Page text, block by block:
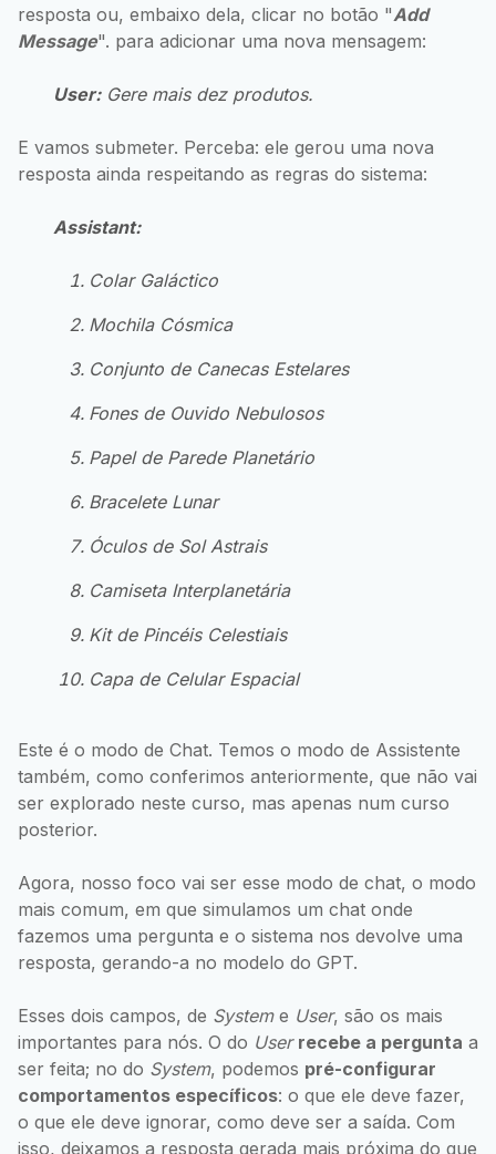
resposta ou, embaixo dela, clicar no botão "Add
Message". para adicionar uma nova mensagem:
User: Gere mais dez produtos.
E vamos submeter. Perceba: ele gerou uma nova
resposta ainda respeitando as regras do sistema:
Assistant:
Colar Galáctico
Mochila Cósmica
Conjunto de Canecas Estelares
Fones de Ouvido Nebulosos
Papel de Parede Planetário
Bracelete Lunar
Óculos de Sol Astrais
Camiseta Interplanetária
Kit de Pincéis Celestiais
Capa de Celular Espacial
Este é o modo de Chat. Temos o modo de Assistente
também, como conferimos anteriormente, que não vai
ser explorado neste curso, mas apenas num curso
posterior.
Agora, nosso foco vai ser esse modo de chat, o modo
mais comum, em que simulamos um chat onde
fazemos uma pergunta e o sistema nos devolve uma
resposta, gerando-a no modelo do GPT.
Esses dois campos, de Systeme User, são os mais
importantes para nós. O do User recebe a pergunta a
ser feita; no do System, podemos pré-configurar
comportamentos específicos: o que ele deve fazer,
o que ele deve ignorar, como deve ser a saída. Com
isso, deixamos a resposta gerada mais próxima do que